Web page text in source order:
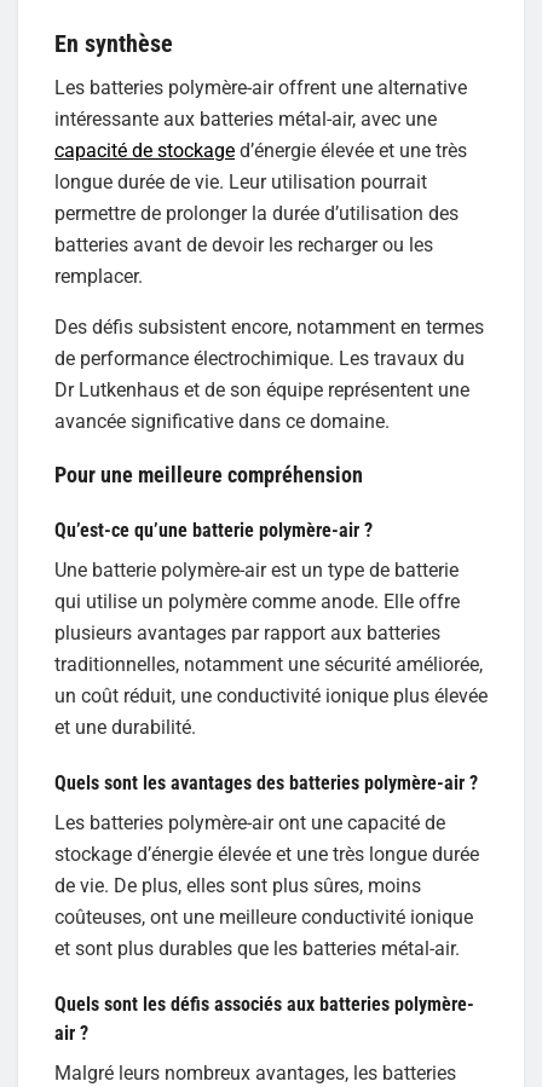
En synthèse
Les batteries polymère-air offrent une alternative
intéressante aux batteries métal-air, avec une
capacité de stockage d’énergie élevée et une très
longue durée de vie. Leur utilisation pourrait
permettre de prolonger la durée d’utilisation des
batteries avant de devoir les recharger ou les
remplacer.
Des défis subsistent encore, notamment en termes
de performance électrochimique. Les travaux du
Dr Lutkenhaus et de son équipe représentent une
avancée significative dans ce domaine.
Pour une meilleure compréhension
Qu’est-ce qu’une batterie polymère-air ?
Une batterie polymère-air est un type de batterie
qui utilise un polymère comme anode. Elle offre
plusieurs avantages par rapport aux batteries
traditionnelles, notamment une sécurité améliorée,
un coût réduit, une conductivité ionique plus élevée
et une durabilité.
Quels sont les avantages des batteries polymère-air ?
Les batteries polymère-air ont une capacité de
stockage d’énergie élevée et une très longue durée
de vie. De plus, elles sont plus sûres, moins
coûteuses, ont une meilleure conductivité ionique
et sont plus durables que les batteries métal-air.
Quels sont les défis associés aux batteries polymère-
air ?
Malgré leurs nombreux avantages, les batteries